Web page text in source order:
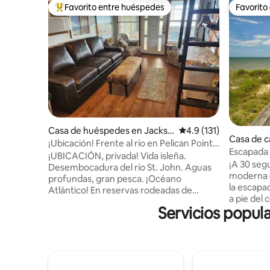
De los mejores en Favorito entre huéspedes
Favorito entre huéspedes
Casa de huéspedes en Jackso
nville, Carolina del Norte
Calificación promedio:
4.9 (131)
¡Ubicación! Frente al río en Pelican Point
con vistas al mar
¡UBICACIÓN, privada! Vida isleña.
Desembocadura del río St. John. Aguas
profundas, gran pesca. ¡Océano
Atlántico! En reservas rodeadas de
ríos. En la carretera escénica A1A
Casa de
lle Beach
libre. A
¡A 30
moderna
la
a pie del
pero en
Servicios